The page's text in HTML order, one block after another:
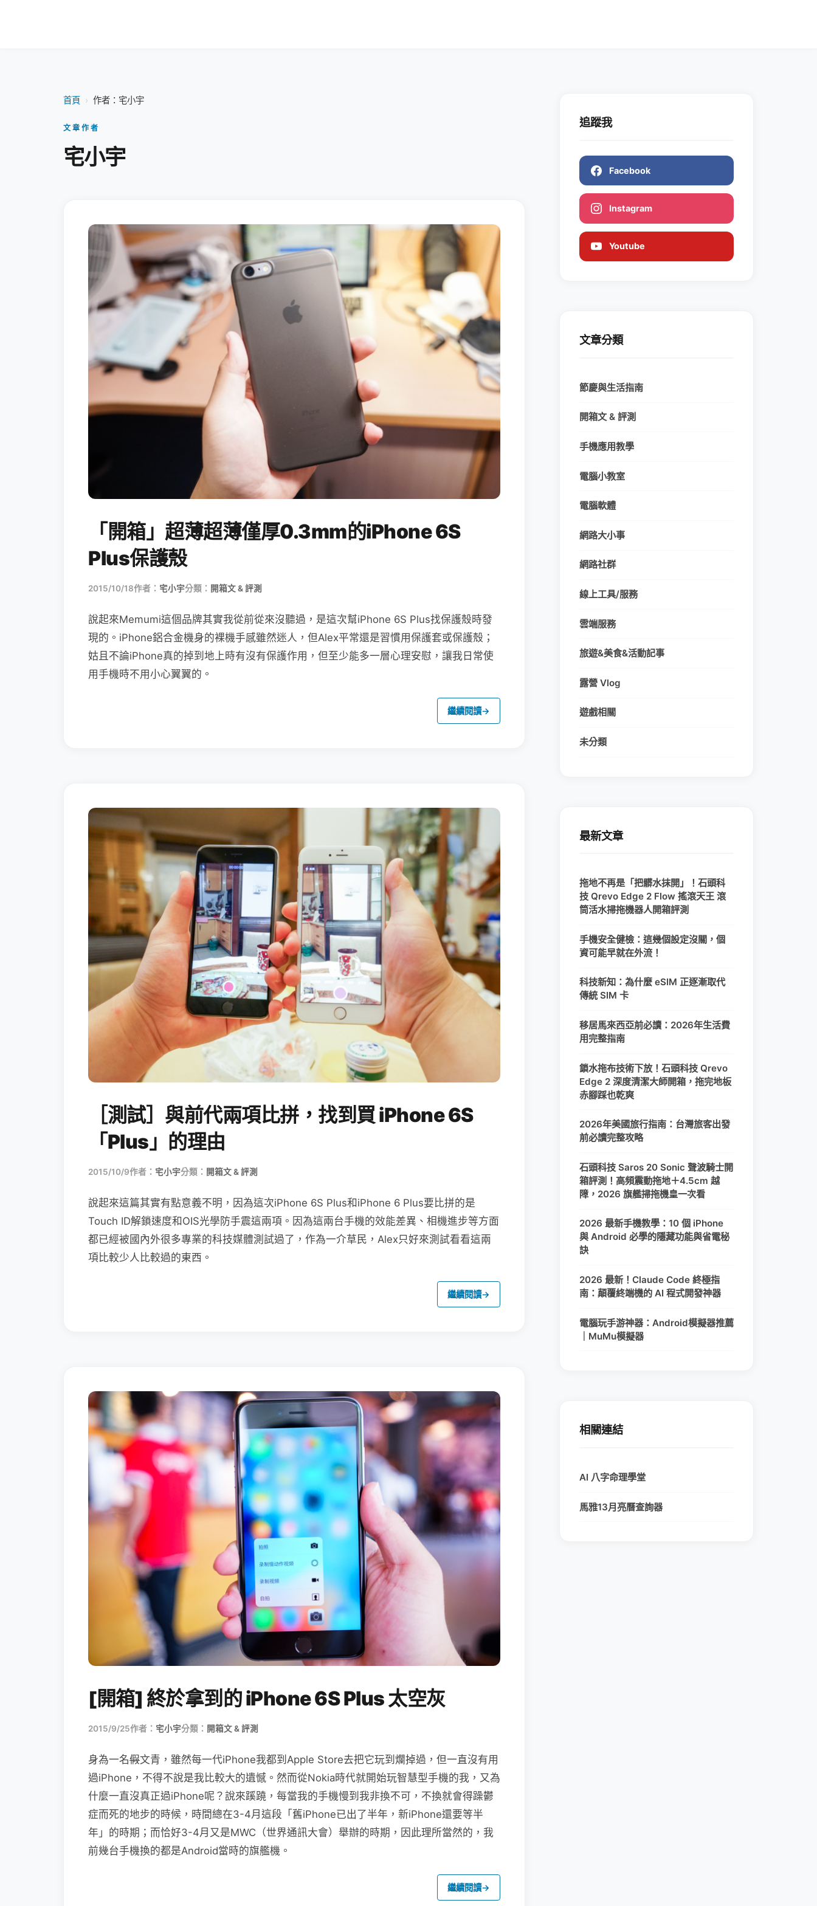
首頁 › 作者：宅小宇
文章作者
宅小宇
「開箱」超薄超薄僅厚0.3mm的iPhone 6S
Plus保護殼
2015/10/18作者： 宅小宇分類： 開箱文 & 評測
說起來Memumi這個品牌其實我從前從來沒聽過，是這次幫iPhone 6S Plus找保護殼時發
現的。iPhone鋁合金機身的裸機手感雖然迷人，但Alex平常還是習慣用保護套或保護殼；
姑且不論iPhone真的掉到地上時有沒有保護作用，但至少能多一層心理安慰，讓我日常使
用手機時不用小心翼翼的。
繼續閱讀→
［測試］與前代兩項比拼，找到買 iPhone 6S
「Plus」的理由
2015/10/9作者： 宅小宇分類： 開箱文 & 評測
說起來這篇其實有點意義不明，因為這次iPhone 6S Plus和iPhone 6 Plus要比拼的是
Touch ID解鎖速度和OIS光學防手震這兩項。因為這兩台手機的效能差異、相機進步等方面
都已經被國內外很多專業的科技媒體測試過了，作為一介草民，Alex只好來測試看看這兩
項比較少人比較過的東西。
繼續閱讀→
[開箱] 終於拿到的 iPhone 6S Plus 太空灰
2015/9/25作者： 宅小宇分類： 開箱文 & 評測
身為一名假文青，雖然每一代iPhone我都到Apple Store去把它玩到爛掉過，但一直沒有用
過iPhone，不得不說是我比較大的遺憾。然而從Nokia時代就開始玩智慧型手機的我，又為
什麼一直沒真正過iPhone呢？說來蹊蹺，每當我的手機慢到我非換不可，不換就會得躁鬱
症而死的地步的時候，時間總在3-4月這段「舊iPhone已出了半年，新iPhone還要等半
年」的時期；而恰好3-4月又是MWC（世界通訊大會）舉辦的時期，因此理所當然的，我
前幾台手機換的都是Android當時的旗艦機。
繼續閱讀→
追蹤我
Facebook
Instagram
Youtube
文章分類
節慶與生活指南
開箱文 & 評測
手機應用教學
電腦小教室
電腦軟體
網路大小事
網路社群
線上工具/服務
雲端服務
旅遊&美食&活動記事
露營 Vlog
遊戲相關
未分類
最新文章
拖地不再是「把髒水抹開」！石頭科
技 Qrevo Edge 2 Flow 搖滾天王 滾
筒活水掃拖機器人開箱評測
手機安全健檢：這幾個設定沒關，個
資可能早就在外流！
科技新知：為什麼 eSIM 正逐漸取代
傳統 SIM 卡
移居馬來西亞前必讀：2026年生活費
用完整指南
鎖水拖布技術下放！石頭科技 Qrevo
Edge 2 深度清潔大師開箱，拖完地板
赤腳踩也乾爽
2026年美國旅行指南：台灣旅客出發
前必讀完整攻略
石頭科技 Saros 20 Sonic 聲波騎士開
箱評測！高頻震動拖地＋4.5cm 越
障，2026 旗艦掃拖機皇一次看
2026 最新手機教學：10 個 iPhone
與 Android 必學的隱藏功能與省電秘
訣
2026 最新！Claude Code 終極指
南：顛覆終端機的 AI 程式開發神器
電腦玩手游神器：Android模擬器推薦
｜MuMu模擬器
相關連結
AI 八字命理學堂
馬雅13月亮曆查詢器